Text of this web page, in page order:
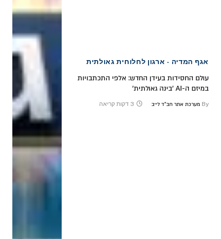
אגף המדיה - ארגון לחלוחית גאולתית
עולם החסידות בעידן החדש: אלפי התכתבויות
במיזם ה-AI 'בינה גאולתית'
By מערכת אתר חב"ד לייב 3 דקות קריאה